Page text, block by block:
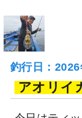
釣行日：
アオリイ